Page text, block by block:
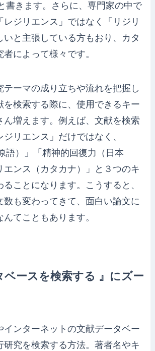
書きます。さらに、専門家の中で
レジリエンス」ではなく「リジリ
いと主張している方もおり、カタ
によって様々です。
テーマの成り立ちや流れを把握し
を検索する際に、使用できるキー
ん増えます。例えば、文献を検索
リエンス」だけではなく、
語）」「精神的回復力（日本
エンス（カタカナ）」と３つのキ
ことになります。こうすると、
数も変わってきて、面白い論文に
てこともあります。
ベースを検索する 』にズー
インターネットの文献データベー
研究を検索する方法。著者名やキ